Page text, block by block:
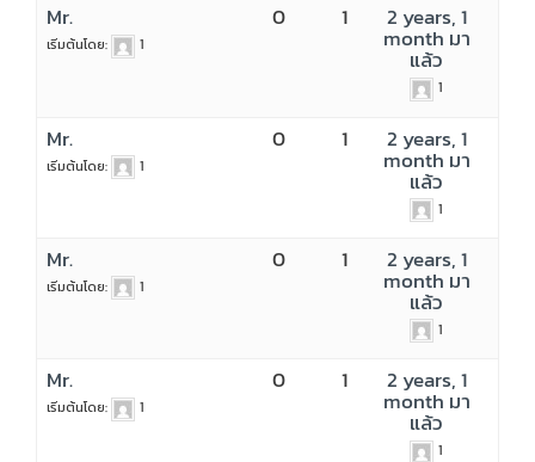
Mr.
เริ่มต้นโดย: 1
0 1 2 years, 1
month มา
แล้ว
1
Mr.
เริ่มต้นโดย: 1
0 1 2 years, 1
month มา
แล้ว
1
Mr.
เริ่มต้นโดย: 1
0 1 2 years, 1
month มา
แล้ว
1
Mr.
เริ่มต้นโดย: 1
0 1 2 years, 1
month มา
แล้ว
1